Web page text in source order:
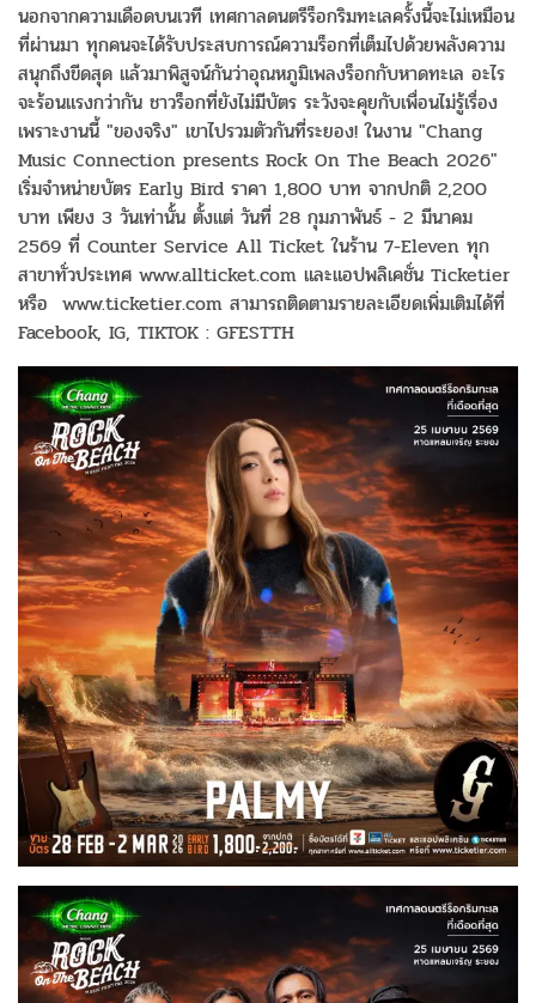
นอกจากความเดือดบนเวที เทศกาลดนตรีร็อกริมทะเลครั้งนี้จะไม่เหมือน
ที่ผ่านมา ทุกคนจะได้รับประสบการณ์ความร็อกที่เต็มไปด้วยพลังความ
สนุกถึงขีดสุด แล้วมาพิสูจน์กันว่าอุณหภูมิเพลงร็อกกับหาดทะเล อะไร
จะร้อนแรงกว่ากัน ชาวร็อกที่ยังไม่มีบัตร ระวังจะคุยกับเพื่อนไม่รู้เรื่อง
เพราะงานนี้ "ของจริง" เขาไปรวมตัวกันที่ระยอง! ในงาน "Chang
Music Connection presents Rock On The Beach 2026"
เริ่มจำหน่ายบัตร Early Bird ราคา 1,800 บาท จากปกติ 2,200
บาท เพียง 3 วันเท่านั้น ตั้งแต่ วันที่ 28 กุมภาพันธ์ - 2 มีนาคม
2569 ที่ Counter Service All Ticket ในร้าน 7-Eleven ทุก
สาขาทั่วประเทศ www.allticket.com และแอปพลิเคชั่น Ticketier
หรือ www.ticketier.com สามารถติดตามรายละเอียดเพิ่มเติมได้ที่
Facebook, IG, TIKTOK : GFESTTH